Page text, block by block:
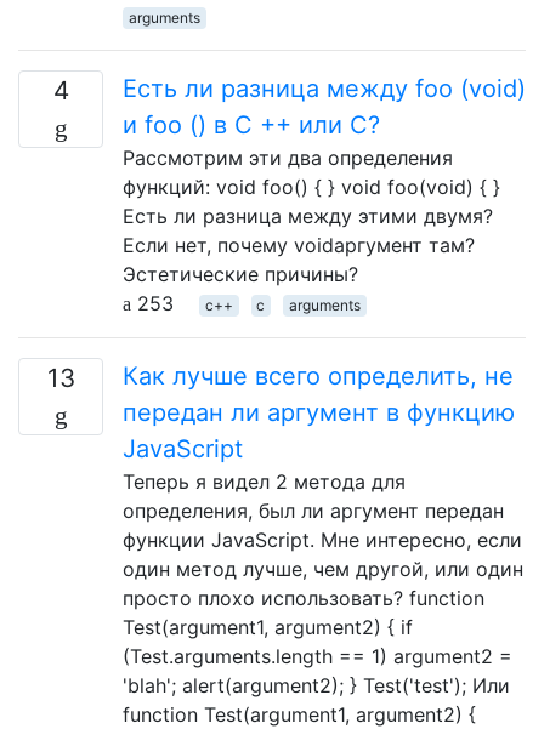
arguments
4
Есть ли разница между foo (void)
и foo () в C ++ или C?
Рассмотрим эти два определения
функций: void foo() { } void foo(void) { }
Есть ли разница между этими двумя?
Если нет, почему voidаргумент там?
Эстетические причины?
253
c++ c arguments
13
Как лучше всего определить, не
передан ли аргумент в функцию
JavaScript
Теперь я видел 2 метода для
определения, был ли аргумент передан
функции JavaScript. Мне интересно, если
один метод лучше, чем другой, или один
просто плохо использовать? function
Test(argument1, argument2) { if
(Test.arguments.length == 1) argument2 =
'blah'; alert(argument2); } Test('test'); Или
function Test(argument1, argument2) {